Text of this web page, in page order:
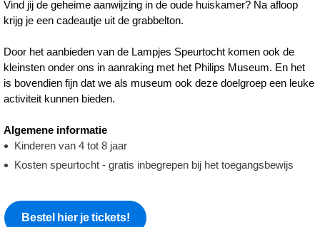
Vind jij de geheime aanwijzing in de oude huiskamer? Na afloop
krijg je een cadeautje uit de grabbelton.
Door het aanbieden van de Lampjes Speurtocht komen ook de
kleinsten onder ons in aanraking met het Philips Museum. En het
is bovendien fijn dat we als museum ook deze doelgroep een leuke
activiteit kunnen bieden.
Algemene informatie
Kinderen van 4 tot 8 jaar
Kosten speurtocht - gratis inbegrepen bij het toegangsbewijs
Bestel hier je tickets!